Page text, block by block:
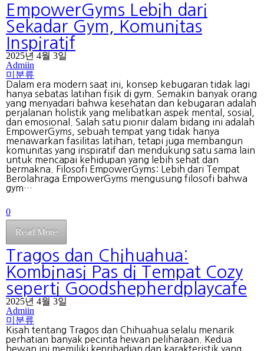
EmpowerGyms Lebih dari
Sekadar Gym, Komunitas
Inspiratif
2025년 4월 3일
Admiin
미분류
Dalam era modern saat ini, konsep kebugaran tidak lagi
hanya sebatas latihan fisik di gym. Semakin banyak orang
yang menyadari bahwa kesehatan dan kebugaran adalah
perjalanan holistik yang melibatkan aspek mental, sosial,
dan emosional. Salah satu pionir dalam bidang ini adalah
EmpowerGyms, sebuah tempat yang tidak hanya
menawarkan fasilitas latihan, tetapi juga membangun
komunitas yang inspiratif dan mendukung satu sama lain
untuk mencapai kehidupan yang lebih sehat dan
bermakna. Filosofi EmpowerGyms: Lebih dari Tempat
Berolahraga EmpowerGyms mengusung filosofi bahwa
gym…
0
Read More
Tragos dan Chihuahua:
Kombinasi Pas di Tempat Cozy
seperti Goodshepherdplaycafe
2025년 4월 3일
Admiin
미분류
Kisah tentang Tragos dan Chihuahua selalu menarik
perhatian banyak pecinta hewan peliharaan. Kedua
hewan ini memiliki kepribadian dan karakteristik yang